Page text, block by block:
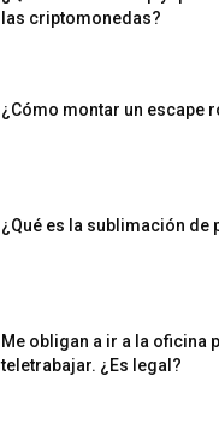
las criptomonedas?
¿Cómo montar un escape
¿Qué es la sublimación de
Me obligan a ir a la oficina
teletrabajar. ¿Es legal?